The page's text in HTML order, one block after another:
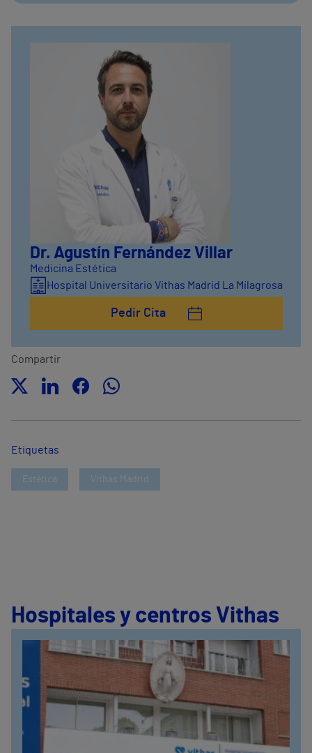
Dr. Agustín Fernández Villar
Medicina Estética
Hospital Universitario Vithas Madrid La Milagrosa
Pedir Cita
Compartir
Etiquetas
Estética Vithas Madrid
Hospitales y centros Vithas